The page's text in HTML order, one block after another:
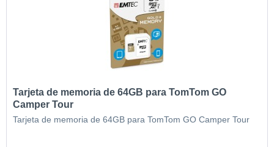
Tarjeta de memoria de 64GB para TomTom GO
Camper Tour
Tarjeta de memoria de 64GB para TomTom GO Camper Tour